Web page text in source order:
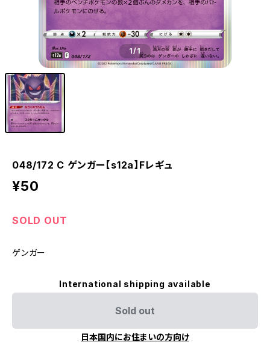
1/1
048/172 C ゲンガー【s12a】Fレギュ
¥50
SOLD OUT
ゲンガー
International shipping available
Sold out
日本国内にお住まいの方向け